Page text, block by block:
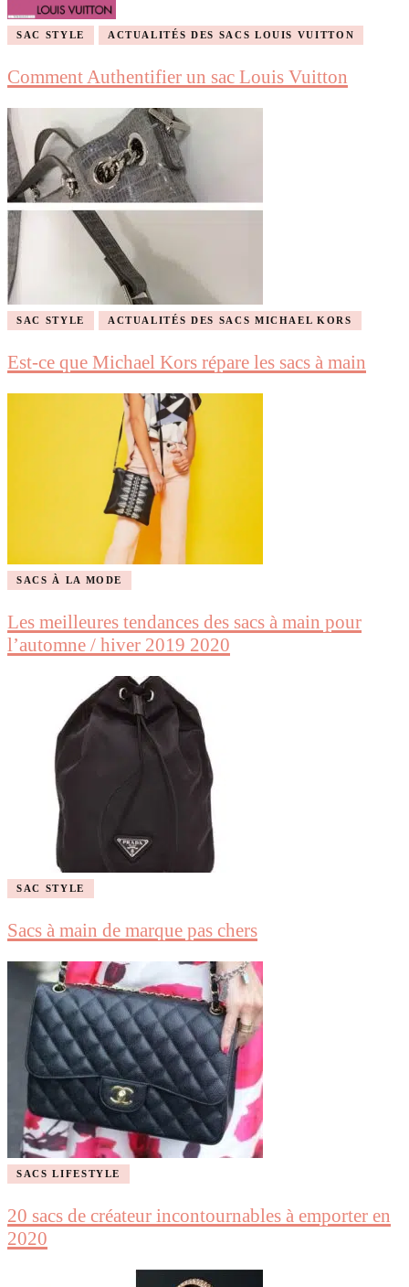
SAC STYLE ACTUALITÉS DES SACS LOUIS VUITTON
Comment Authentifier un sac Louis Vuitton
SAC STYLE ACTUALITÉS DES SACS MICHAEL KORS
Est-ce que Michael Kors répare les sacs à main
SACS À LA MODE
Les meilleures tendances des sacs à main pour
l’automne / hiver 2019 2020
SAC STYLE
Sacs à main de marque pas chers
SACS LIFESTYLE
20 sacs de créateur incontournables à emporter en
2020